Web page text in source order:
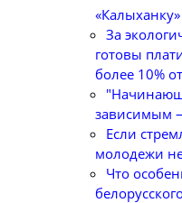
«Калыханку»
За
готовы
более 10%
зависимым
Если
молодежи
Что